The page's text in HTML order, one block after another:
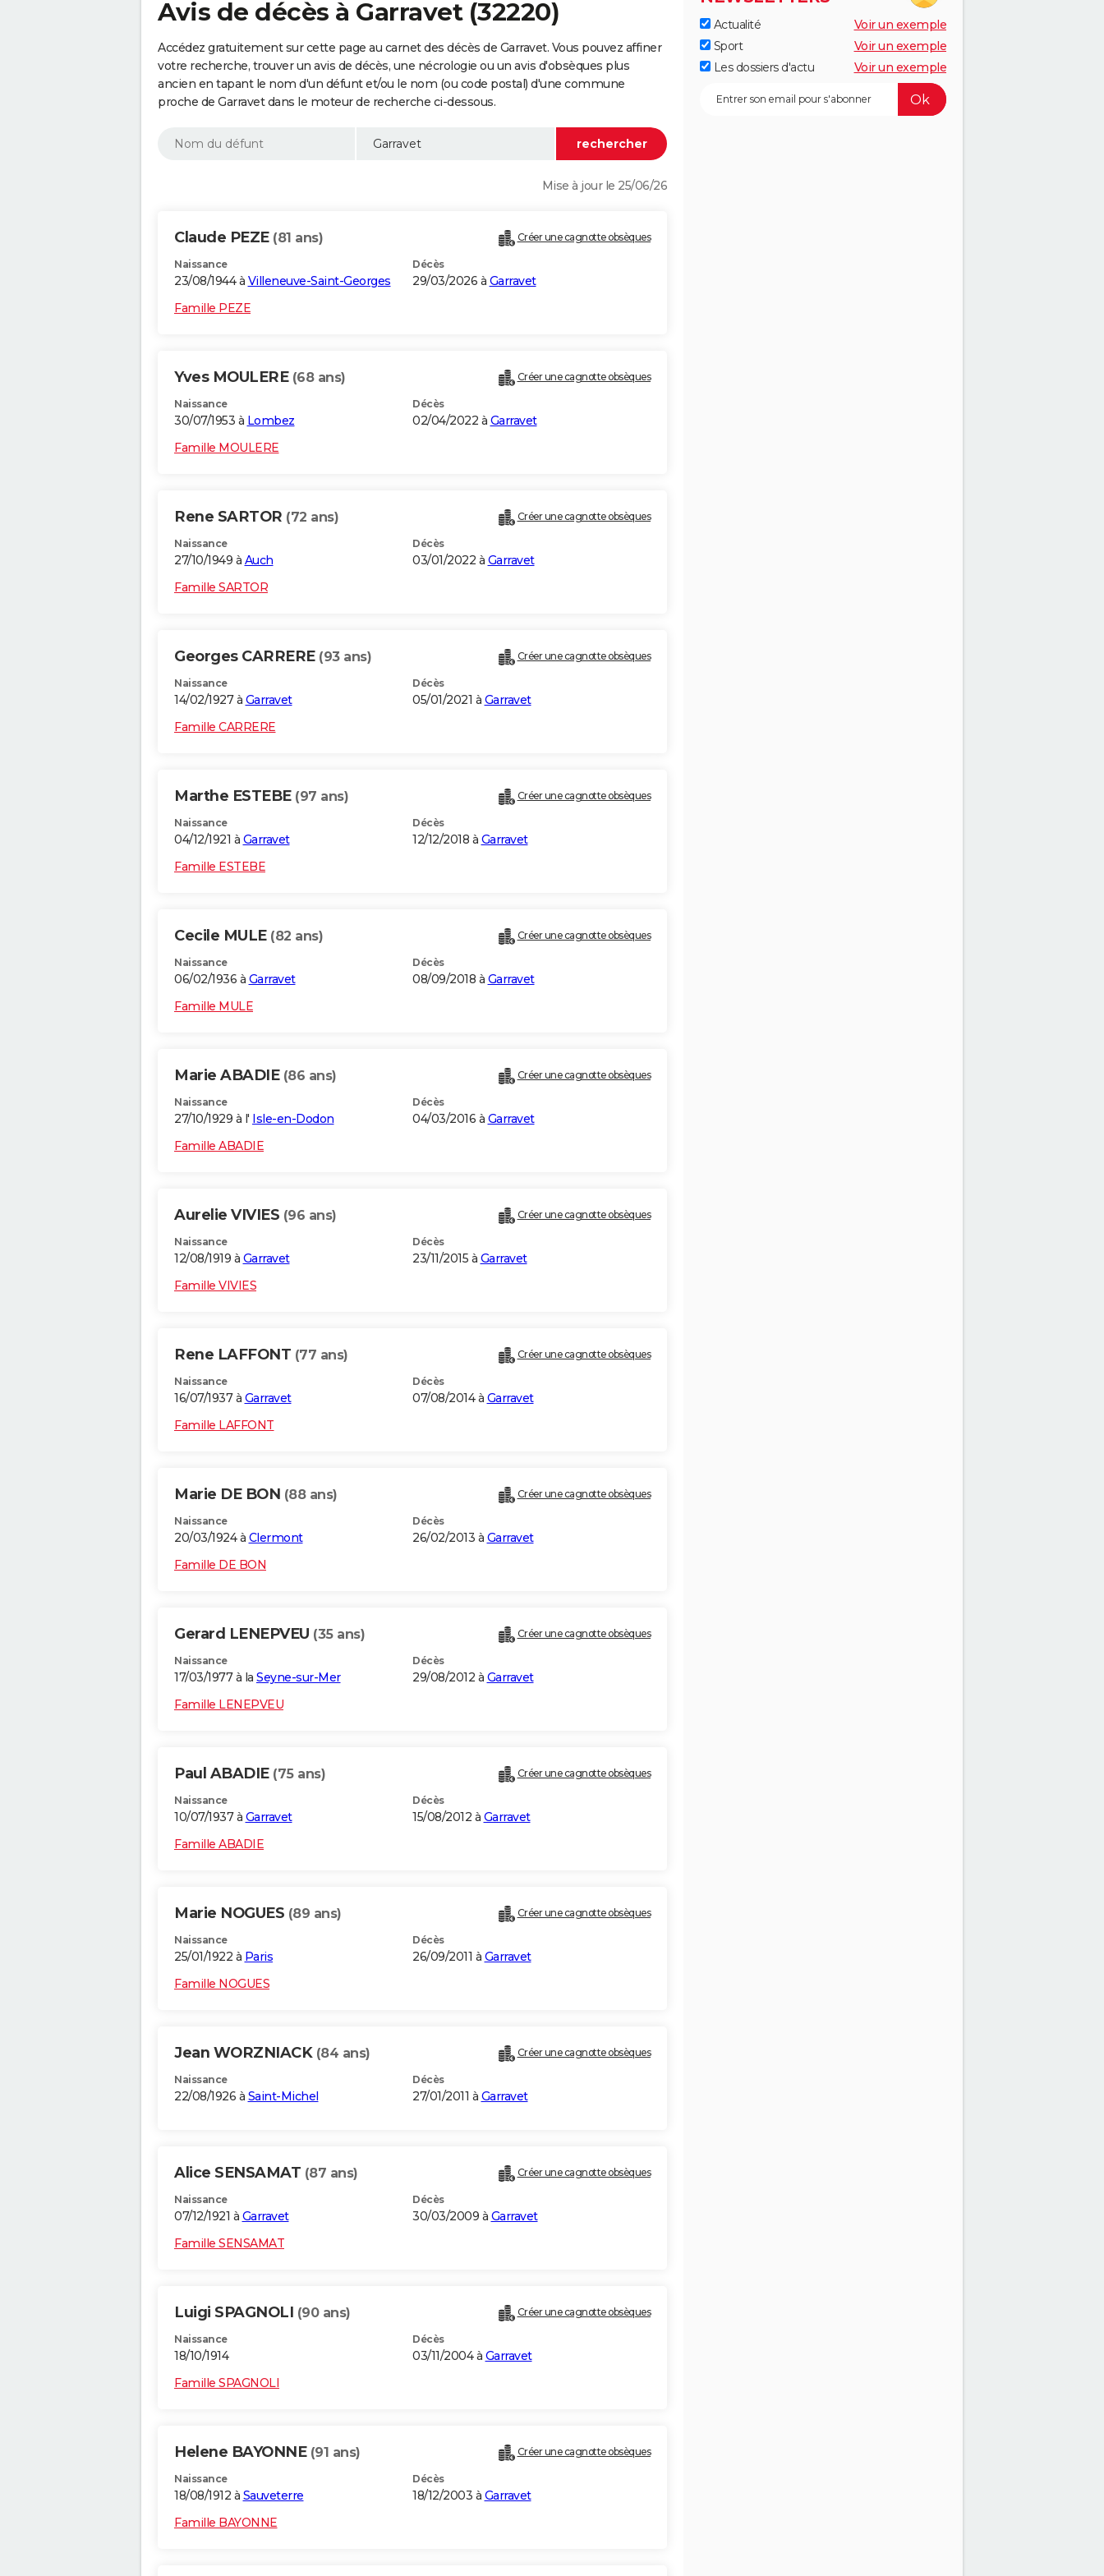
Avis de décès à Garravet (32220)
Accédez gratuitement sur cette page au carnet des décès de Garravet. Vous pouvez affiner
votre recherche, trouver un avis de décès, une nécrologie ou un avis d'obsèques plus
ancien en tapant le nom d'un défunt et/ou le nom (ou code postal) d'une commune
proche de Garravet dans le moteur de recherche ci-dessous.
Mise à jour le 25/06/26
Claude PEZE (81 ans) Créer une cagnotte obsèques
Naissance
23/08/1944 à Villeneuve-Saint-Georges
Décès
29/03/2026 à Garravet
Famille PEZE
Yves MOULERE (68 ans) Créer une cagnotte obsèques
Naissance
30/07/1953 à Lombez
Décès
02/04/2022 à Garravet
Famille MOULERE
Rene SARTOR (72 ans) Créer une cagnotte obsèques
Naissance
27/10/1949 à Auch
Décès
03/01/2022 à Garravet
Famille SARTOR
Georges CARRERE (93 ans) Créer une cagnotte obsèques
Naissance
14/02/1927 à Garravet
Décès
05/01/2021 à Garravet
Famille CARRERE
Marthe ESTEBE (97 ans) Créer une cagnotte obsèques
Naissance
04/12/1921 à Garravet
Décès
12/12/2018 à Garravet
Famille ESTEBE
Cecile MULE (82 ans) Créer une cagnotte obsèques
Naissance
06/02/1936 à Garravet
Décès
08/09/2018 à Garravet
Famille MULE
Marie ABADIE (86 ans) Créer une cagnotte obsèques
Naissance
27/10/1929 à l' Isle-en-Dodon
Décès
04/03/2016 à Garravet
Famille ABADIE
Aurelie VIVIES (96 ans) Créer une cagnotte obsèques
Naissance
12/08/1919 à Garravet
Décès
23/11/2015 à Garravet
Famille VIVIES
Rene LAFFONT (77 ans) Créer une cagnotte obsèques
Naissance
16/07/1937 à Garravet
Décès
07/08/2014 à Garravet
Famille LAFFONT
Marie DE BON (88 ans) Créer une cagnotte obsèques
Naissance
20/03/1924 à Clermont
Décès
26/02/2013 à Garravet
Famille DE BON
Gerard LENEPVEU (35 ans) Créer une cagnotte obsèques
Naissance
17/03/1977 à la Seyne-sur-Mer
Décès
29/08/2012 à Garravet
Famille LENEPVEU
Paul ABADIE (75 ans) Créer une cagnotte obsèques
Naissance
10/07/1937 à Garravet
Décès
15/08/2012 à Garravet
Famille ABADIE
Marie NOGUES (89 ans) Créer une cagnotte obsèques
Naissance
25/01/1922 à Paris
Décès
26/09/2011 à Garravet
Famille NOGUES
Jean WORZNIACK (84 ans) Créer une cagnotte obsèques
Naissance
22/08/1926 à Saint-Michel
Décès
27/01/2011 à Garravet
Alice SENSAMAT (87 ans) Créer une cagnotte obsèques
Naissance
07/12/1921 à Garravet
Décès
30/03/2009 à Garravet
Famille SENSAMAT
Luigi SPAGNOLI (90 ans) Créer une cagnotte obsèques
Naissance
18/10/1914
Décès
03/11/2004 à Garravet
Famille SPAGNOLI
Helene BAYONNE (91 ans) Créer une cagnotte obsèques
Naissance
18/08/1912 à Sauveterre
Décès
18/12/2003 à Garravet
Famille BAYONNE
Actualité
Voir un exemple
Sport
Voir un exemple
Les dossiers d'actu
Voir un exemple